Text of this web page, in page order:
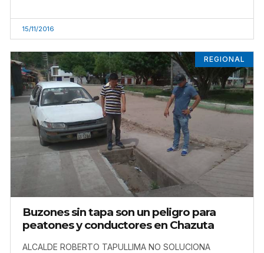
15/11/2016
REGIONAL
Buzones sin tapa son un peligro para
peatones y conductores en Chazuta
ALCALDE ROBERTO TAPULLIMA NO SOLUCIONA